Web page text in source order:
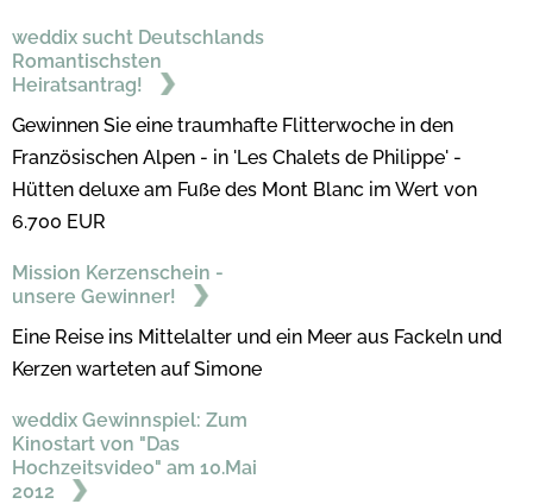
weddix sucht Deutschlands
Romantischsten
Heiratsantrag!
Gewinnen Sie eine traumhafte Flitterwoche in den
Französischen Alpen - in 'Les Chalets de Philippe' -
Hütten deluxe am Fuße des Mont Blanc im Wert von
6.700 EUR
Mission Kerzenschein -
unsere Gewinner!
Eine Reise ins Mittelalter und ein Meer aus Fackeln und
Kerzen warteten auf Simone
weddix Gewinnspiel: Zum
Kinostart von "Das
Hochzeitsvideo" am 10.Mai
2012